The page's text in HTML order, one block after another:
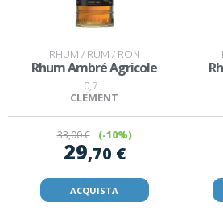
RHUM / RUM / RON
Rhum Ambré Agricole
0,7 L
CLEMENT
33,00 € (-10%)
29,70 €
ACQUISTA